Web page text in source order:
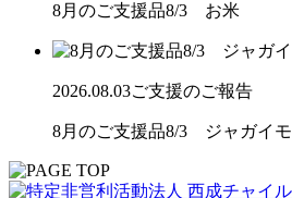
8月のご支援品8/3 お米
2026.08.03ご支援のご報告
8月のご支援品8/3 ジャガイモ